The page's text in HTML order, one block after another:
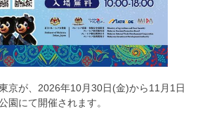
京が、2026年10月30日(金)から11月1日
園にて開催されます。